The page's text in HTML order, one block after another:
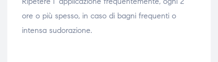
ore o più spesso, in caso di bagni frequenti o
intensa sudorazione.